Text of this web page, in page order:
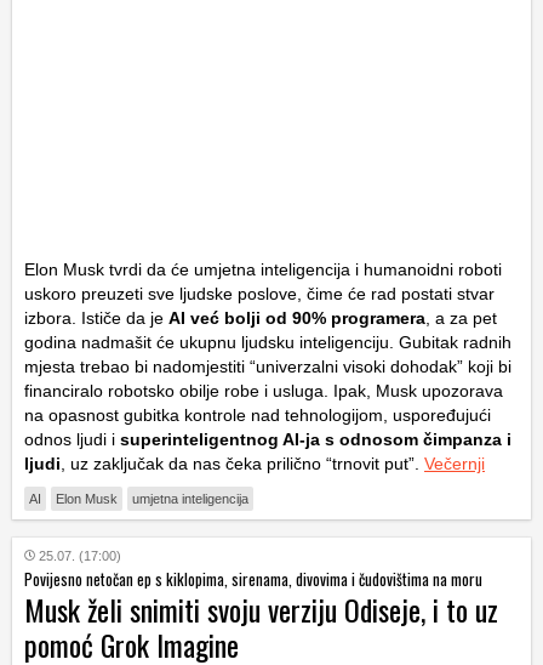
Elon Musk tvrdi da će umjetna inteligencija i humanoidni roboti
uskoro preuzeti sve ljudske poslove, čime će rad postati stvar
izbora. Ističe da je AI već bolji od 90% programera, a za pet
godina nadmašit će ukupnu ljudsku inteligenciju. Gubitak radnih
mjesta trebao bi nadomjestiti “univerzalni visoki dohodak” koji bi
financiralo robotsko obilje robe i usluga. Ipak, Musk upozorava
na opasnost gubitka kontrole nad tehnologijom, uspoređujući
odnos ljudi i superinteligentnog AI-ja s odnosom čimpanza i
ljudi, uz zaključak da nas čeka prilično “trnovit put”. Večernji
AI Elon Musk umjetna inteligencija
25.07. (17:00)
Povijesno netočan ep s kiklopima, sirenama, divovima i čudovištima na moru
Musk želi snimiti svoju verziju Odiseje, i to uz
pomoć Grok Imagine